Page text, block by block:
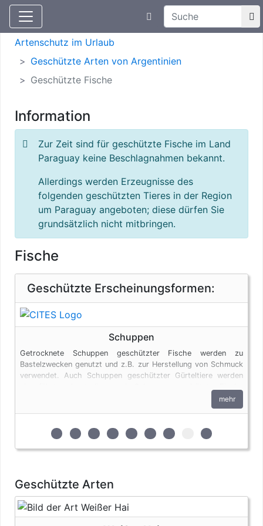
Aktuelle Meldungen
Suchtexteingabe
Artenschutz
Artenschutz im Urlaub
Geschützte Arten von Argentinien
Geschützte Fische
Information
Zur Zeit sind für geschützte Fische im Land
Paraguay keine Beschlagnahmen bekannt.
Allerdings werden Erzeugnisse des
folgenden geschützten Tieres in der Region
um Paraguay angeboten; diese dürfen Sie
grundsätzlich nicht mitbringen.
Fische
Geschützte Erscheinungsformen:
Schuppen
Getrocknete Schuppen geschützter Fische werden zu
Bastelzwecken genutzt und z.B. zur Herstellung von Schmuck
verwendet. Auch Schuppen geschützter Gürteltiere werden
mehr
zur 1. geschützten Erscheinungsform (Felle und
zur 2. geschützten Erscheinungsform
zur 3. geschützten Erscheinungsform
zur 4. geschützten
zur 5. geschützten
zur 6. geschützten
zur 7. geschützten
zur 8.zur 9.
Geschützte Arten